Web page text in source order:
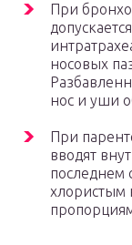
При
носовых
нос и уши
При
вводят
последнем
хлористым